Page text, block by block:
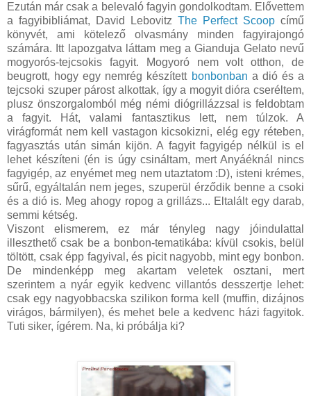
Ezután már csak a belevaló fagyin gondolkodtam. Elővettem
a fagyibibliámat, David Lebovitz The Perfect Scoop című
könyvét, ami kötelező olvasmány minden fagyirajongó
számára. Itt lapozgatva láttam meg a Gianduja Gelato nevű
mogyorós-tejcsokis fagyit. Mogyoró nem volt otthon, de
beugrott, hogy egy nemrég készített bonbonban a dió és a
tejcsoki szuper párost alkottak, így a mogyit dióra cseréltem,
plusz önszorgalomból még némi diógrillázzsal is feldobtam
a fagyit. Hát, valami fantasztikus lett, nem túlzok. A
virágformát nem kell vastagon kicsokizni, elég egy réteben,
fagyasztás után simán kijön. A fagyit fagyigép nélkül is el
lehet készíteni (én is úgy csináltam, mert Anyáéknál nincs
fagyigép, az enyémet meg nem utaztatom :D), isteni krémes,
sűrű, egyáltalán nem jeges, szuperül érződik benne a csoki
és a dió is. Meg ahogy ropog a grillázs... Eltalált egy darab,
semmi kétség.
Viszont elismerem, ez már tényleg nagy jóindulattal
illeszthető csak be a bonbon-tematikába: kívül csokis, belül
töltött, csak épp fagyival, és picit nagyobb, mint egy bonbon.
De mindenképp meg akartam veletek osztani, mert
szerintem a nyár egyik kedvenc villantós desszertje lehet:
csak egy nagyobbacska szilikon forma kell (muffin, dizájnos
virágos, bármilyen), és mehet bele a kedvenc házi fagyitok.
Tuti siker, ígérem. Na, ki próbálja ki?